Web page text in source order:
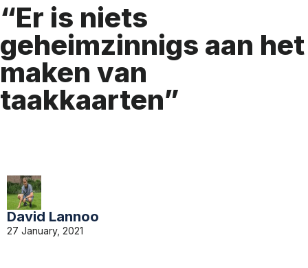
“Er is niets
geheimzinnigs aan het
maken van
taakkaarten”
David Lannoo
27 January, 2021